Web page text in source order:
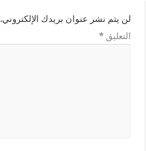
لن يتم نشر عنوان بريدك الإلكتروني.
التعليق*